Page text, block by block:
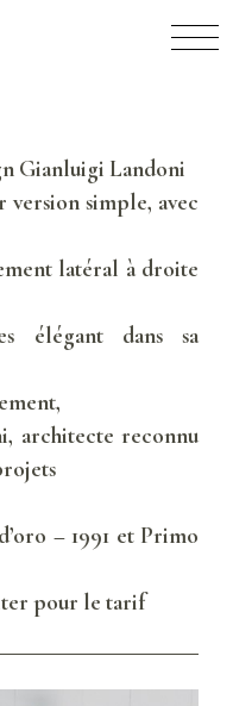
PREMIUM
Gianluigi Landoni
version simple, avec
latéral à droite
élégant dans sa
architecte reconnu
– 1991 et Primo
pour le tarif